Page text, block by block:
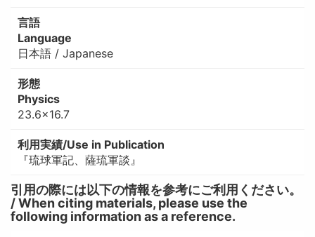
言語
Language
日本語 / Japanese
形態
Physics
23.6×16.7
利用実績/Use in Publication
『琉球軍記、薩琉軍談』
引用の際には以下の情報を参考にご利用ください。
/ When citing materials, please use the
following information as a reference.